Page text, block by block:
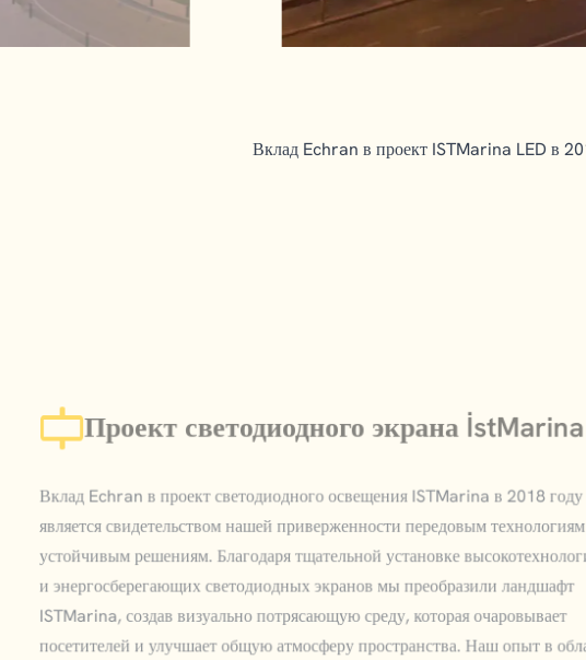
Вклад Echran в проект ISTMarina LED в
является свидетельством нашей приверженности передовым технологиям
устойчивым решениям. Благодаря тщательной установке
и энергосберегающих светодиодных экранов мы преобразили ландшафт
ISTMarina, создав визуально потрясающую среду, которая очаровывает
посетителей и улучшает общую атмосферу пространства. Наш опыт в
светодиодных дисплеев обеспечил бесшовную интеграцию и